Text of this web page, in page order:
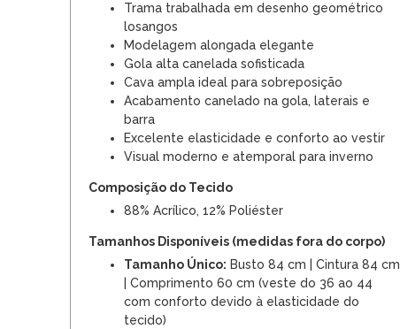
Trama trabalhada em desenho geométrico
losangos
Modelagem alongada elegante
Gola alta canelada sofisticada
Cava ampla ideal para sobreposição
Acabamento canelado na gola, laterais e
barra
Excelente elasticidade e conforto ao vestir
Visual moderno e atemporal para inverno
Composição do Tecido
88% Acrílico, 12% Poliéster
Tamanhos Disponíveis (medidas fora do corpo)
Tamanho Único: Busto 84 cm | Cintura 84 cm
| Comprimento 60 cm (veste do 36 ao 44
com conforto devido à elasticidade do
tecido)